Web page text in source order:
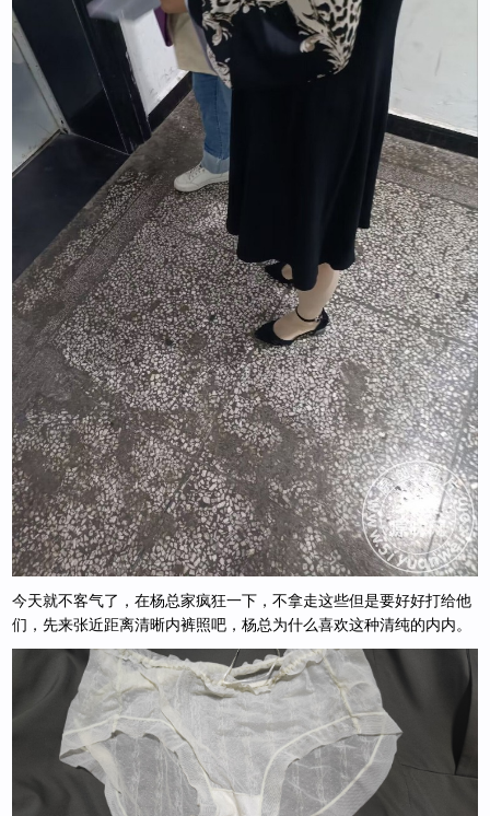
今天就不客气了，在杨总家疯狂一下，不拿走这些但是要好好打给他
们，先来张近距离清晰内裤照吧，杨总为什么喜欢这种清纯的内内。